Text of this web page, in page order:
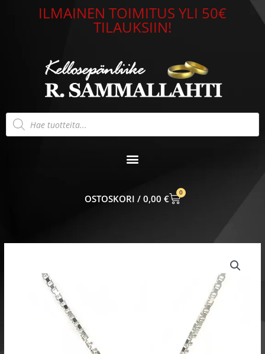
ILMAINEN TOIMITUS YLI 50€
TILAUKSIIN!
Products
search
0,00 €
0
CART